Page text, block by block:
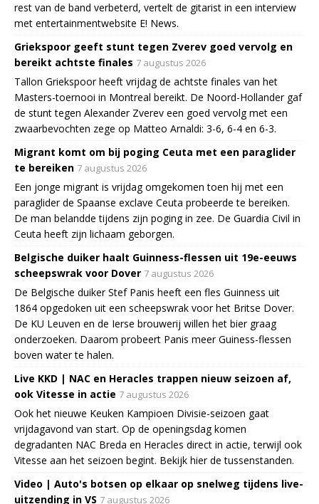
rest van de band verbeterd, vertelt de gitarist in een interview
met entertainmentwebsite E! News.
Griekspoor geeft stunt tegen Zverev goed vervolg en
bereikt achtste finales 7 augustus 2026
Tallon Griekspoor heeft vrijdag de achtste finales van het
Masters-toernooi in Montreal bereikt. De Noord-Hollander gaf
de stunt tegen Alexander Zverev een goed vervolg met een
zwaarbevochten zege op Matteo Arnaldi: 3-6, 6-4 en 6-3.
Migrant komt om bij poging Ceuta met een paraglider
te bereiken 7 augustus 2026
Een jonge migrant is vrijdag omgekomen toen hij met een
paraglider de Spaanse exclave Ceuta probeerde te bereiken.
De man belandde tijdens zijn poging in zee. De Guardia Civil in
Ceuta heeft zijn lichaam geborgen.
Belgische duiker haalt Guinness-flessen uit 19e-eeuws
scheepswrak voor Dover 7 augustus 2026
De Belgische duiker Stef Panis heeft een fles Guinness uit
1864 opgedoken uit een scheepswrak voor het Britse Dover.
De KU Leuven en de Ierse brouwerij willen het bier graag
onderzoeken. Daarom probeert Panis meer Guiness-flessen
boven water te halen.
Live KKD | NAC en Heracles trappen nieuw seizoen af,
ook Vitesse in actie 7 augustus 2026
Ook het nieuwe Keuken Kampioen Divisie-seizoen gaat
vrijdagavond van start. Op de openingsdag komen
degradanten NAC Breda en Heracles direct in actie, terwijl ook
Vitesse aan het seizoen begint. Bekijk hier de tussenstanden.
Video | Auto's botsen op elkaar op snelweg tijdens live-
uitzending in VS 7 augustus 2026